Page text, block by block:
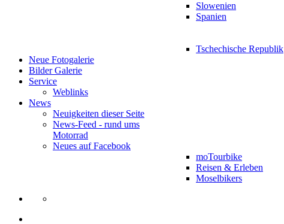
Slowenien
Spanien
Tschechische Republik
Neue Fotogalerie
Bilder Galerie
Service
Weblinks
News
Neuigkeiten dieser Seite
News-Feed - rund ums
Motorrad
Neues auf Facebook
moTourbike
Reisen & Erleben
Moselbikers